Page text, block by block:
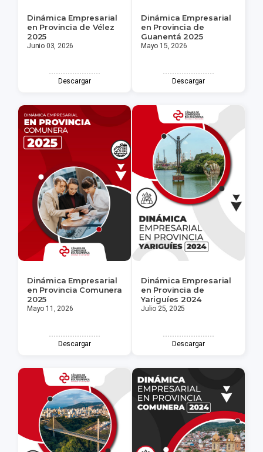
Dinámica Empresarial
en Provincia de Vélez
2025
Junio 03, 2026
Descargar
Dinámica Empresarial
en Provincia de
Guanentá 2025
Mayo 15, 2026
Descargar
Dinámica Empresarial
en Provincia Comunera
2025
Mayo 11, 2026
Descargar
Dinámica Empresarial
en Provincia de
Yariguíes 2024
Julio 25, 2025
Descargar